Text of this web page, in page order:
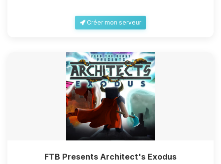
Créer mon serveur
FTB Presents Architect's Exodus